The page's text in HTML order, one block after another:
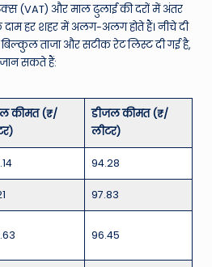
(VAT) और माल ढुलाई की दरों में अंतर
हर शहर में अलग-अलग होते हैं। नीचे दी
ताजा और सटीक रेट लिस्ट दी गई है,
सकते हैं:
कीमत (₹/
डीजल कीमत (₹/
लीटर)
94.28
97.83
96.45